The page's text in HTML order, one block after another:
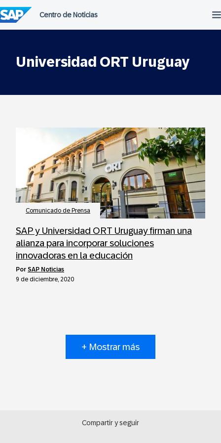
al
contenido
Universidad ORT Uruguay
Comunicado de Prensa
SAP y Universidad ORT Uruguay firman una
alianza para incorporar soluciones
innovadoras en la educación
por SAP Noticias
9 de diciembre, 2020
+ Mostrar más
Compartir y seguir